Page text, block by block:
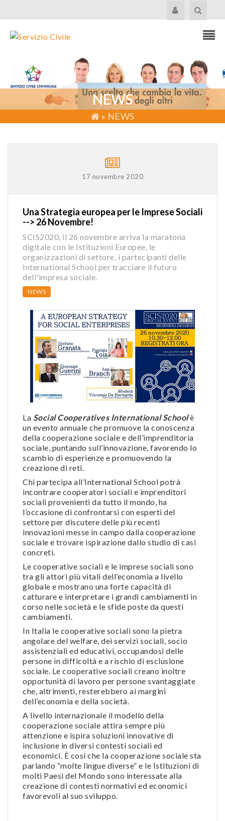
NEWS
» NEWS
17 novembre 2020
Una Strategia europea per le Imprese Sociali
--> 26 Novembre!
SCIS2020, il 26 novembre arriva la maratona
digitale con le Istituzioni Europee, le
organizzazioni di settore, i partecipanti delle
International School per tracciare il futuro
dell'impresa sociale.
NEWS
La Social Cooperatives International Schoolè
un evento annuale che promuove la conoscenza
della cooperazione sociale e dell’imprenditoria
sociale, puntando sull’innovazione, favorendo lo
scambio di esperienze e promuovendo la
creazione di reti.
Chi partecipa all’International School potrà
incontrare cooperatori sociali e imprenditori
sociali provenienti da tutto il mondo, ha
l’occasione di confrontarsi con esperti del
settore per discutere delle più recenti
innovazioni messe in campo dalla cooperazione
sociale e trovare ispirazione dallo studio di casi
concreti.
Le cooperative sociali e le imprese sociali sono
tra gli attori più vitali dell’economia a livello
globale e mostrano una forte capacità di
catturare e interpretare i grandi cambiamenti in
corso nelle società e le sfide poste da questi
cambiamenti.
In Italia le cooperative sociali sono la pietra
angolare del welfare, dei servizi sociali, socio
assistenziali ed educativi, occupandosi delle
persone in difficoltà e a rischio di esclusione
sociale. Le cooperative sociali creano inoltre
opportunità di lavoro per persone svantaggiate
che, altrimenti, resterebbero ai margini
dell’economia e della società.
A livello internazionale il modello della
cooperazione sociale attira sempre più
attenzione e ispira soluzioni innovative di
inclusione in diversi contesti sociali ed
economici. È così che la cooperazione sociale sta
parlando “molte lingue diverse” e le Istituzioni di
molti Paesi del Mondo sono interessate alla
creazione di contesti normativi ed economici
favorevoli al suo sviluppo.